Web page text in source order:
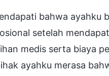
bahwa ayahku
setelah
medis serta biaya
ayahku merasa